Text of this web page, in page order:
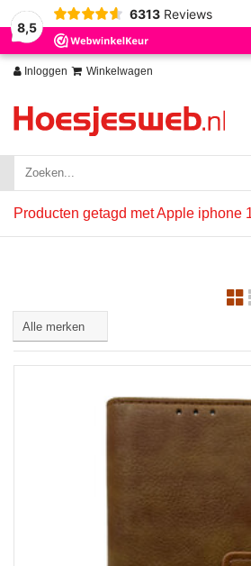
8,5
6313 Reviews
Inloggen Winkelwagen
Producten getagd met Apple iphone
Wij slaan cookies op om onze website te
Nee